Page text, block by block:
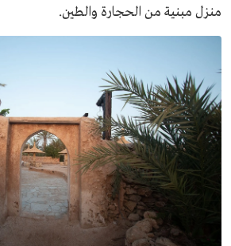
منزل مبنية من الحجارة والطين.